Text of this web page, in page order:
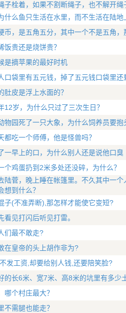
子栓着，如果不割断绳子，也不解开
什么鱼只生活在水里，而不生活在陆地
币，是五角五分，其中一个不是五角，
饭贵还是烧饼贵？
是摘苹果的最好时机
口袋里有五元钱，掉了五元钱口袋里还
肚皮是浮上水面的？
12岁，为什么只过了三次生日？
物园死了一只大象，为什么饲养员要抱
都吃一个师傅，他是怪兽吗？
一早上的口，为什么别人还是说他口臭
个鸡蛋扔到2米多处还没碎，为什么？
陆菅，晚上睡在帐篷里。不久其中一
想到什么？
子(不准弄断),那怎样才能使它变短?
看见打闪后听见打雷。
们最不敢走?
在皇帝的头上胡作非为?
发工资,却要给别人钱,还要陪笑脸?
的长6米、宽7米、高8米的坑里有多少
哪个村庄最大？
不需腿也能走？